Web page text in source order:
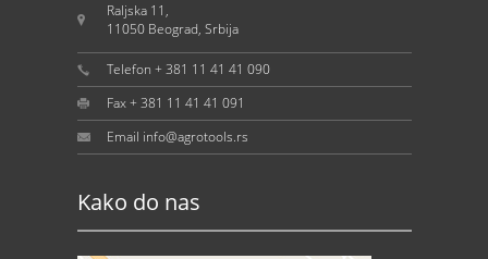
Raljska 11,
11050 Beograd, Srbija
Telefon + 381 11 41 41 090
Fax + 381 11 41 41 091
Email info@agrotools.rs
Kako do nas